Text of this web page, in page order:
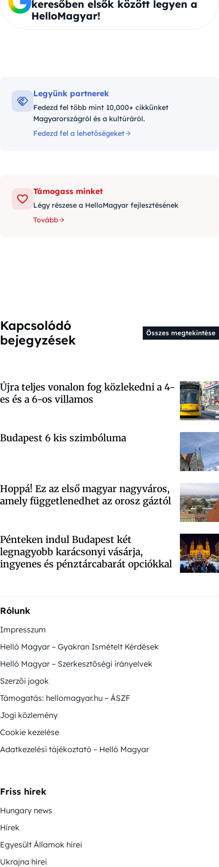
keresőben elsők között legyen a
HelloMagyar!
Legyünk partnerek
Fedezd fel több mint 10,000+ cikkünket
Magyarországról és a kultúráról.
Fedezd fel a lehetőségeket
Támogass minket
Légy részese a HelloMagyar fejlesztésének
Tovább
Kapcsolódó
bejegyzések
Összes megtekintése
Újra teljes vonalon fog közlekedni a 4-
es és a 6-os villamos
Budapest 6 kis szimbóluma
Hoppá! Ez az első magyar nagyváros,
amely függetlenedhet az orosz gáztól
Pénteken indul Budapest két
legnagyobb karácsonyi vásárja,
ingyenes és pénztárcabarát opciókkal
Rólunk
Impresszum
Helló Magyar – Gyakran Ismételt Kérdések
Helló Magyar – Szerkesztőségi irányelvek
Szerzői jogok
Támogatás: hellomagyar.hu – ÁSZF
Jogi közlemény
Cookie kezelése
Adatkezelési tájékoztató – Helló Magyar
Friss hírek
Hungary news
Hírek
Egyesült Államok hírei
Ukrajna hírei